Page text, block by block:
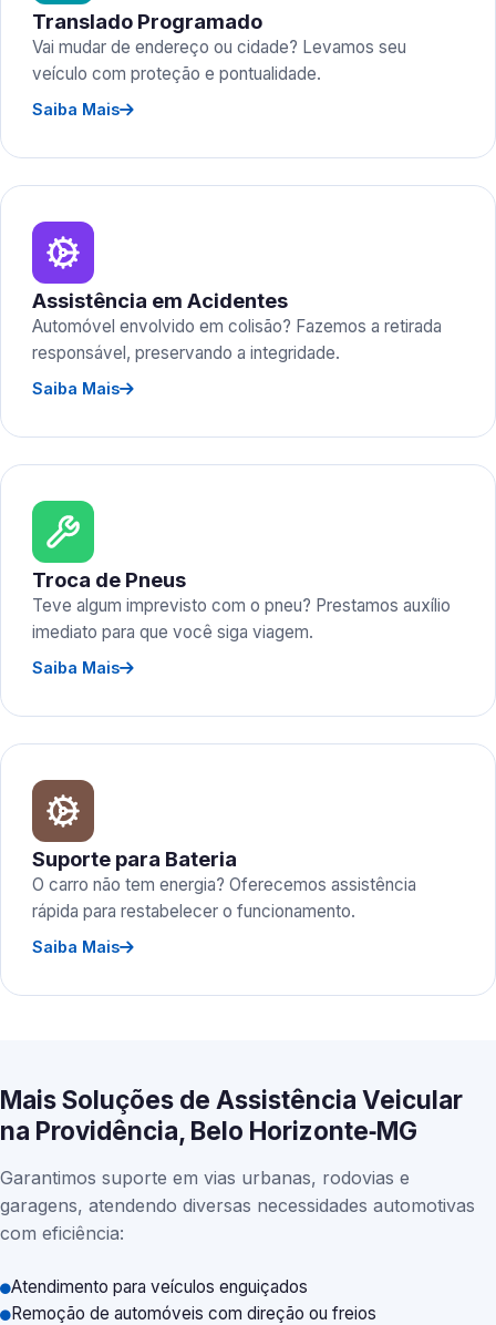
Translado Programado
Vai mudar de endereço ou cidade? Levamos seu
veículo com proteção e pontualidade.
Saiba Mais
Assistência em Acidentes
Automóvel envolvido em colisão? Fazemos a retirada
responsável, preservando a integridade.
Saiba Mais
Troca de Pneus
Teve algum imprevisto com o pneu? Prestamos auxílio
imediato para que você siga viagem.
Saiba Mais
Suporte para Bateria
O carro não tem energia? Oferecemos assistência
rápida para restabelecer o funcionamento.
Saiba Mais
Mais Soluções de Assistência Veicular
na Providência, Belo Horizonte‑MG
Garantimos suporte em vias urbanas, rodovias e
garagens, atendendo diversas necessidades automotivas
com eficiência:
Atendimento para veículos enguiçados
Remoção de automóveis com direção ou freios